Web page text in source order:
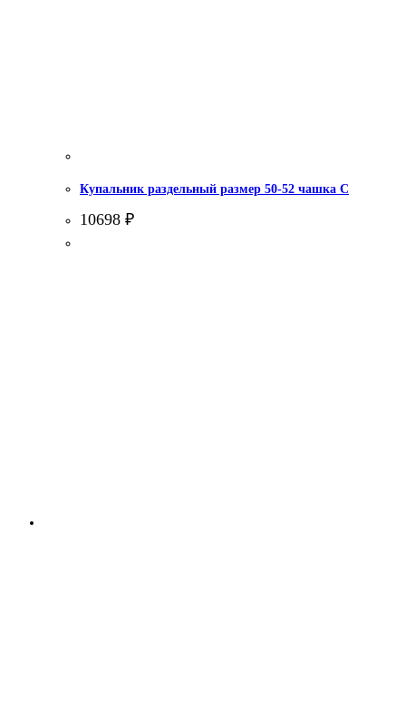
Купальник раздельный размер 50-52 чашка С
10698 ₽